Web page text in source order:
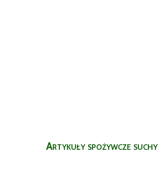
Artykuły spożywcze suchy